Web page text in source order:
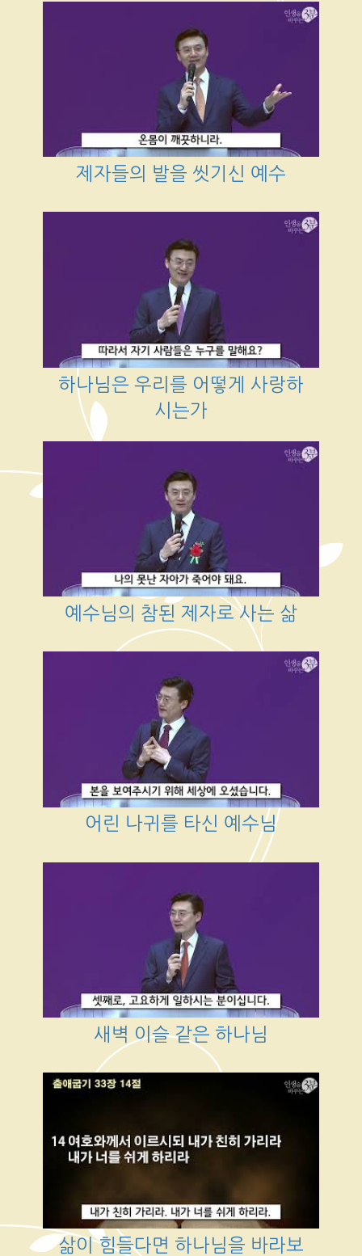
제자들의 발을 씻기신 예수
하나님은 우리를 어떻게 사랑하
시는가
예수님의 참된 제자로 사는 삶
어린 나귀를 타신 예수님
새벽 이슬 같은 하나님
삶이 힘들다면 하나님을 바라보